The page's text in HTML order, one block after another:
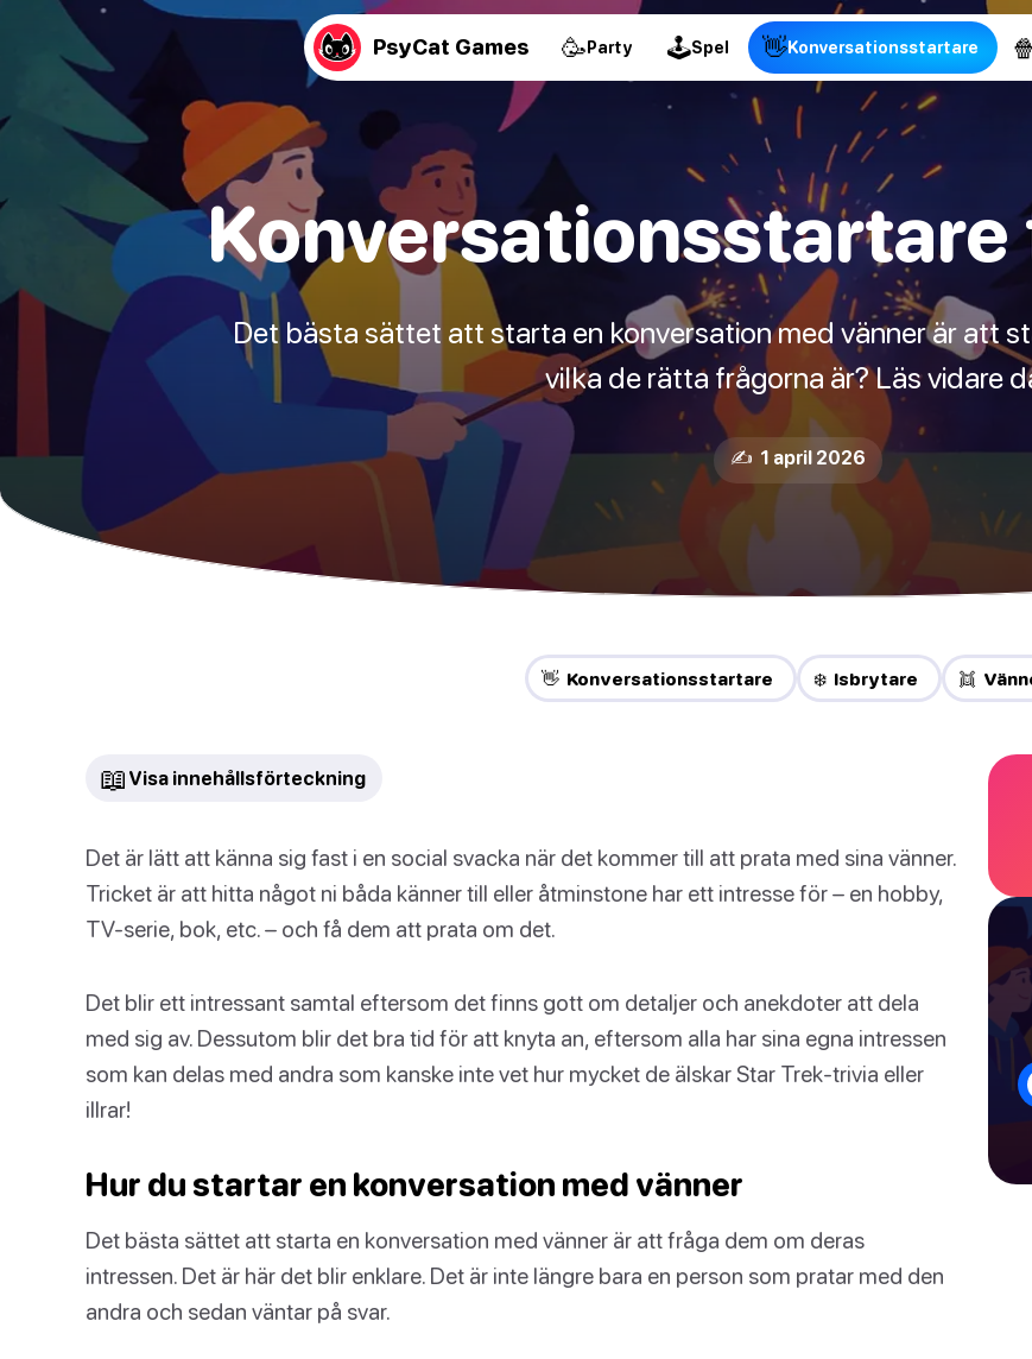
PsyCat Games 🥳Party 🕹Spel 👋Konversationsstartare 🍿
Konversationsstartare
Det bästa sättet att starta en konversation med vänner är att
vilka de rätta frågorna är? Läs vidare
✍️ 1 april 2026
👋 Konversationsstartare ❄️ Isbrytare 👯
📖 Visa innehållsförteckning
Det är lätt att känna sig fast i en social svacka när det kommer till att prata med sina vänner.
Tricket är att hitta något ni båda känner till eller åtminstone har ett intresse för – en hobby,
TV-serie, bok, etc. – och få dem att prata om det.
Det blir ett intressant samtal eftersom det finns gott om detaljer och anekdoter att dela
med sig av. Dessutom blir det bra tid för att knyta an, eftersom alla har sina egna intressen
som kan delas med andra som kanske inte vet hur mycket de älskar Star Trek-trivia eller
illrar!
Hur du startar en konversation med vänner
Det bästa sättet att starta en konversation med vänner är att fråga dem om deras
intressen. Det är här det blir enklare. Det är inte längre bara en person som pratar med den
andra och sedan väntar på svar.